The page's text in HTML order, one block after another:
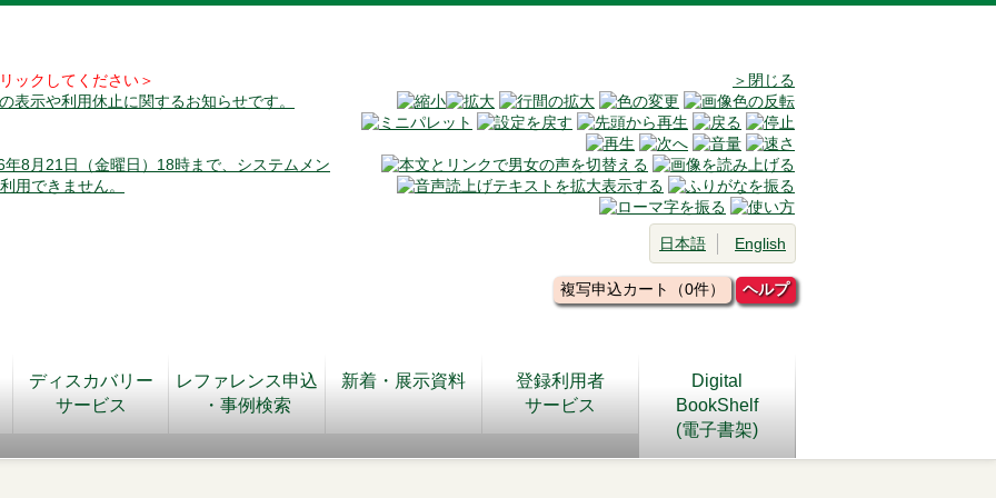
ックしてください＞
表示や利用休止に関するお知らせです。
8月21日（金曜日）18時まで、システムメン
用できません。
＞閉じる
日本語 English
複写申込カート（0件） ヘルプ
ディスカバリー
サービス
レファレンス申込
・事例検索
新着・展示資料
登録利用者
サービス
Digital
BookShelf
(電子書架)